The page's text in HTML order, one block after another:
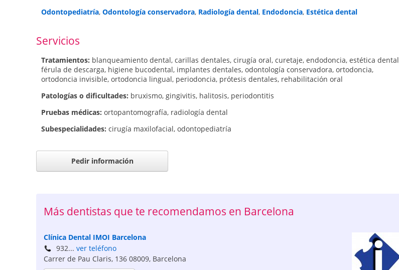
Odontopediatría, Odontología conservadora, Radiología dental, Endodoncia, Estética dental
Servicios
Tratamientos: blanqueamiento dental, carillas dentales, cirugía oral, curetaje, endodoncia, estética dental
férula de descarga, higiene bucodental, implantes dentales, odontología conservadora, ortodoncia,
ortodoncia invisible, ortodoncia lingual, periodoncia, prótesis dentales, rehabilitación oral
Patologí­as o dificultades: bruxismo, gingivitis, halitosis, periodontitis
Pruebas médicas: ortopantomografía, radiología dental
Subespecialidades: cirugía maxilofacial, odontopediatría
Pedir información
Más dentistas que te recomendamos en Barcelona
Clínica Dental IMOI Barcelona
932... ver teléfono
Carrer de Pau Claris, 136 08009, Barcelona